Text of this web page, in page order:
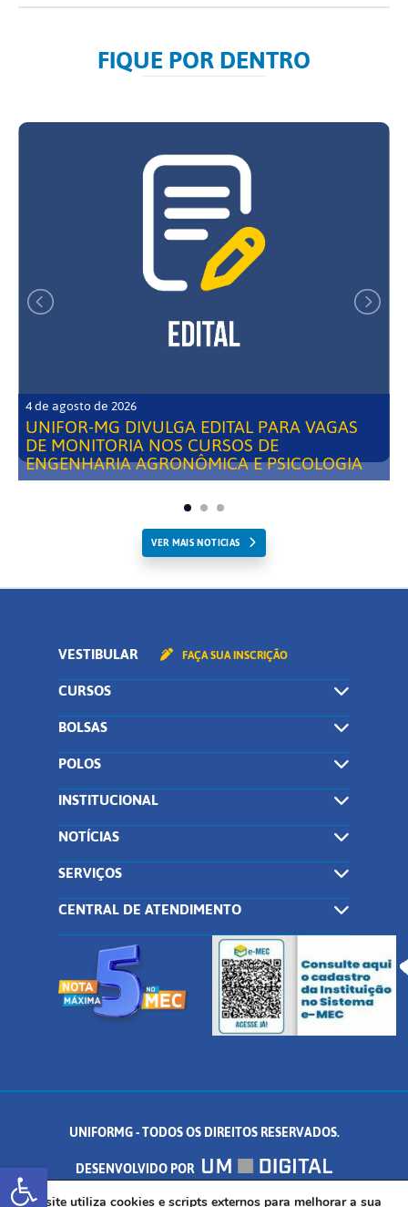
Abrir a barra de ferramentas
FIQUE POR DENTRO
4 de agosto de 2026
UNIFOR-MG DIVULGA EDITAL PARA VAGAS
DE MONITORIA NOS CURSOS DE
ENGENHARIA AGRONÔMICA E PSICOLOGIA
VER MAIS NOTICIAS
VESTIBULAR FAÇA SUA INSCRIÇÃO
CURSOS
BOLSAS
POLOS
INSTITUCIONAL
NOTÍCIAS
SERVIÇOS
CENTRAL DE ATENDIMENTO
UNIFORMG - TODOS OS DIREITOS RESERVADOS.
DESENVOLVIDO POR
Este site utiliza cookies e scripts externos para melhorar a sua